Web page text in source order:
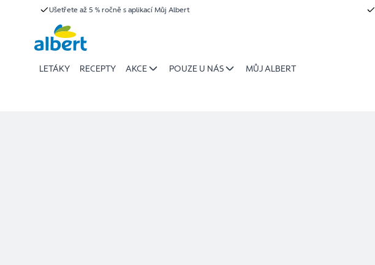
Ušetřete až 5 % ročně s aplikací Můj Albert
LETÁKY RECEPTY AKCE POUZE U NÁS MŮJ ALBERT